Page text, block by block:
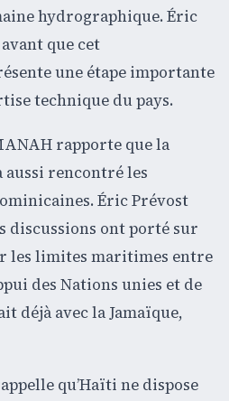
hydrographique. Éric
que cet
une étape importante
technique du pays.
rapporte que la
rencontré les
Éric Prévost
discussions ont porté sur
les limites maritimes entre
des Nations unies et de
déjà avec la Jamaïque,
qu’Haïti ne dispose